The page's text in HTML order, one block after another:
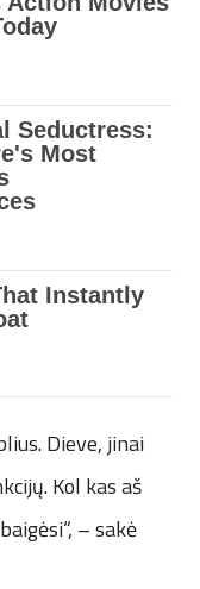
Dieve, jinai
Kol kas aš
– sakė